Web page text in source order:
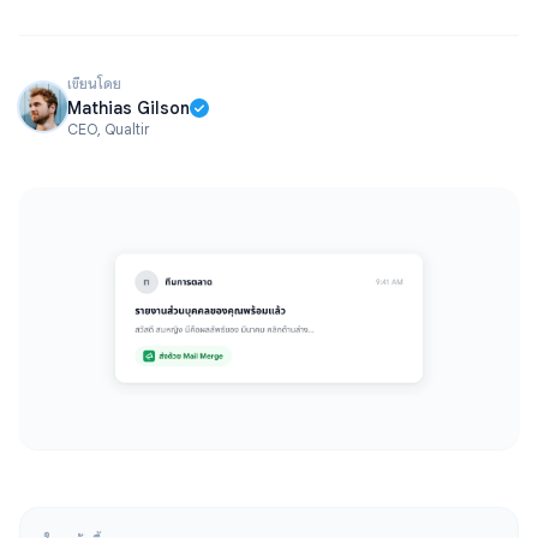
เขียนโดย
Mathias Gilson
CEO, Qualtir